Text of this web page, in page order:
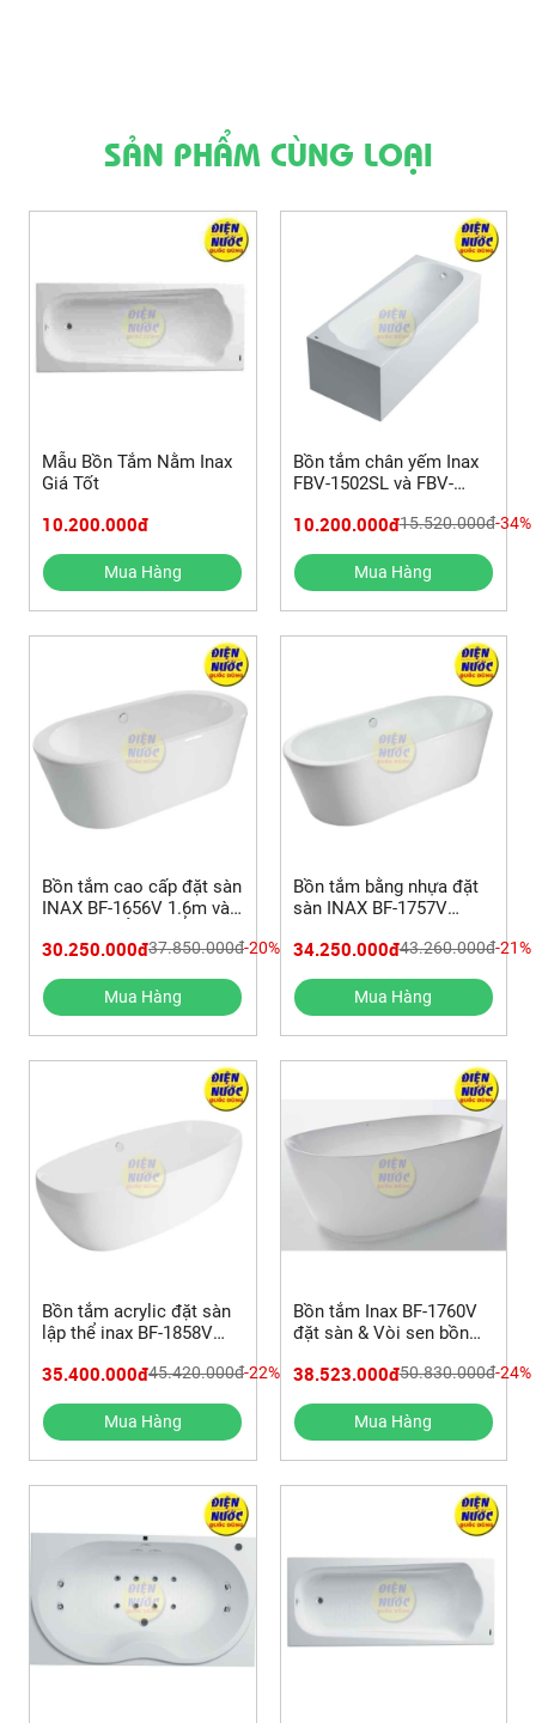
SẢN PHẨM CÙNG LOẠI
Mẫu Bồn Tắm Nằm Inax
Giá Tốt
10.200.000đ
Mua Hàng
Bồn tắm chân yếm Inax
FBV-1502SL và FBV-
10.200.000đ15.520.000đ-34%
Mua Hàng
Bồn tắm cao cấp đặt sàn
INAX BF-1656V 1.6m và
30.250.000đ37.850.000đ-20%
Mua Hàng
Bồn tắm bằng nhựa đặt
sàn INAX BF-1757V
34.250.000đ43.260.000đ-21%
Mua Hàng
Bồn tắm acrylic đặt sàn
lập thể inax BF-1858V
BFV-656S
35.400.000đ45.420.000đ-22%
Mua Hàng
Bồn tắm Inax BF-1760V
đặt sàn & Vòi sen bồn
38.523.000đ50.830.000đ-24%
Mua Hàng